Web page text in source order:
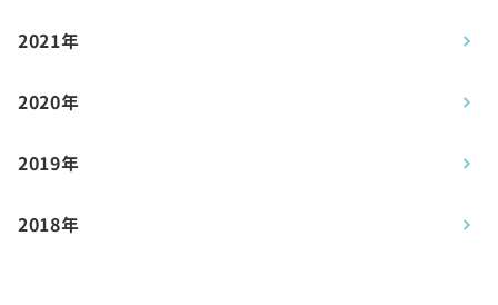
2021年
2020年
2019年
2018年